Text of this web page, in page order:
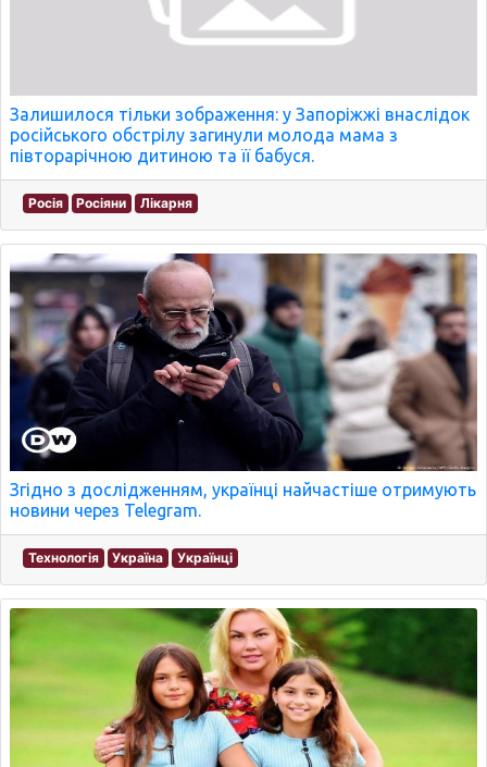
Залишилося тільки зображення: у Запоріжжі внаслідок
російського обстрілу загинули молода мама з
півторарічною дитиною та її бабуся.
Росія Росіяни Лікарня
Згідно з дослідженням, українці найчастіше отримують
новини через Telegram.
Технологія Україна Українці